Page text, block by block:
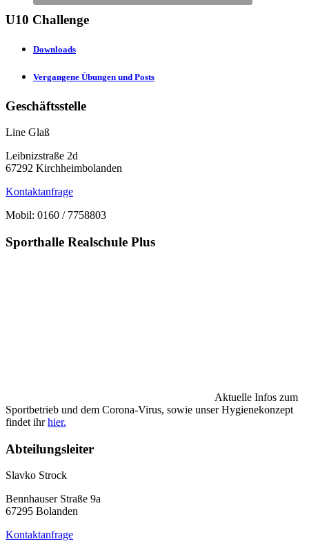
U10 Challenge
Downloads
Vergangene Übungen und Posts
Geschäftsstelle
Line Glaß
Leibnizstraße 2d
67292 Kirchheimbolanden
Kontaktanfrage
Mobil: 0160 / 7758803
Sporthalle Realschule Plus
Aktuelle Infos zum
Sportbetrieb und dem Corona-Virus, sowie unser Hygienekonzept
findet ihrhier.
Abteilungsleiter
Slavko Strock
Bennhauser Straße 9a
67295 Bolanden
Kontaktanfrage